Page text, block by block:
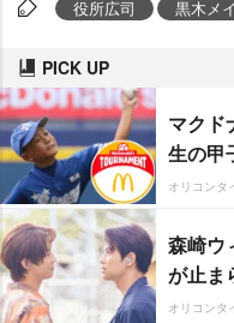
役所広司 黒木メ
PICK UP
マクド
生の甲
オリコンタ
森崎ウ
が止ま
オリコンタ